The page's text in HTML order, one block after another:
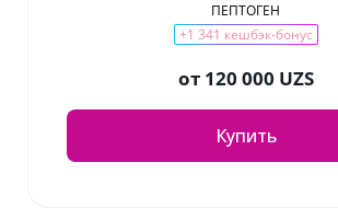
ПЕПТОГЕН
+1 341 кешбэк-бонус
от 120 000 UZS
Купить